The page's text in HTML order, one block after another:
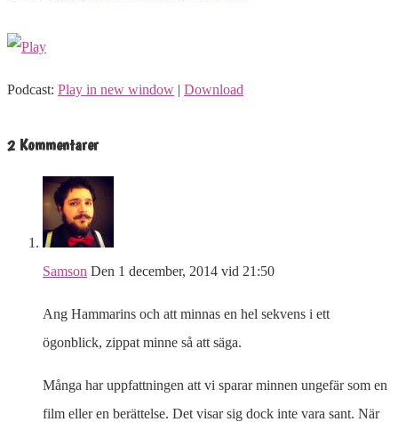
Podcast: Play in new window | Download
2 Kommentarer
Samson Den 1 december, 2014 vid 21:50
Ang Hammarins och att minnas en hel sekvens i ett
ögonblick, zippat minne så att säga.
Många har uppfattningen att vi sparar minnen ungefär som en
film eller en berättelse. Det visar sig dock inte vara sant. När